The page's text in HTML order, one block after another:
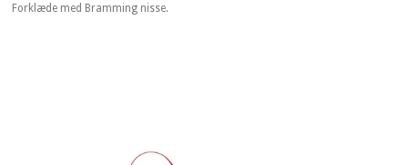
Forklæde med Bramming nisse.